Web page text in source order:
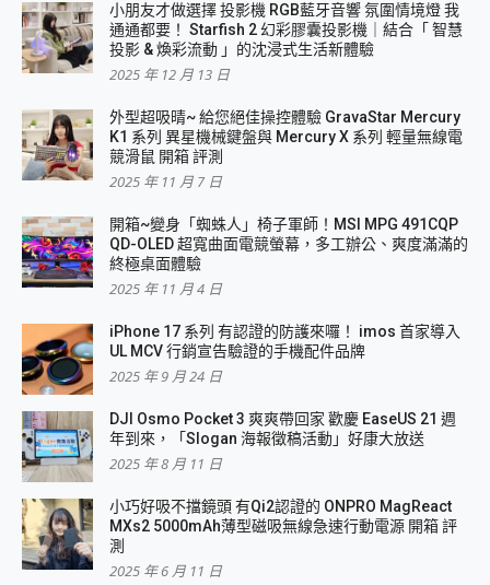
小朋友才做選擇 投影機 RGB藍牙音響 氛圍情境燈 我
通通都要！ Starfish 2 幻彩膠囊投影機｜結合「 智慧
投影 & 煥彩流動 」的沈浸式生活新體驗
2025 年 12 月 13 日
外型超吸晴~ 給您絕佳操控體驗 GravaStar Mercury
K1 系列 異星機械鍵盤與 Mercury X 系列 輕量無線電
競滑鼠 開箱 評測
2025 年 11 月 7 日
開箱~變身「蜘蛛人」椅子軍師！MSI MPG 491CQP
QD-OLED 超寬曲面電競螢幕，多工辦公、爽度滿滿的
終極桌面體驗
2025 年 11 月 4 日
iPhone 17 系列 有認證的防護來囉！ imos 首家導入
UL MCV 行銷宣告驗證的手機配件品牌
2025 年 9 月 24 日
DJI Osmo Pocket 3 爽爽帶回家 歡慶 EaseUS 21 週
年到來，「Slogan 海報徵稿活動」好康大放送
2025 年 8 月 11 日
小巧好吸不擋鏡頭 有Qi2認證的 ONPRO MagReact
MXs2 5000mAh薄型磁吸無線急速行動電源 開箱 評
測
2025 年 6 月 11 日